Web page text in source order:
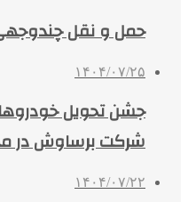
حمل و نقل
۱۴۰۴/۰۷/۲۵
جشن تحویل
شرکت برساوش در
۱۴۰۴/۰۷/۲۲